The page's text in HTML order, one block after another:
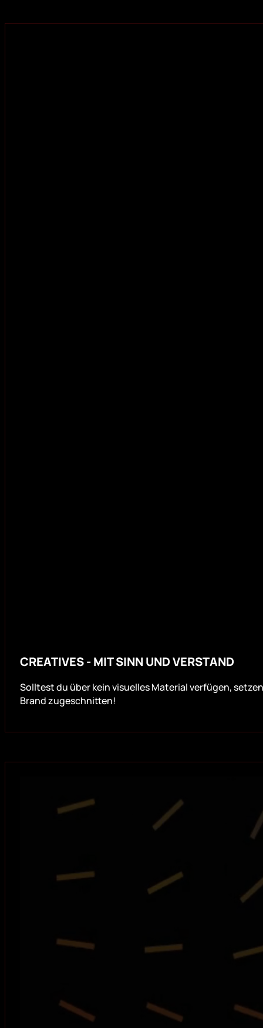
CREATIVES - MIT SINN UND VERSTAND
Solltest du über kein visuelles Material verfügen,
Brand zugeschnitten!